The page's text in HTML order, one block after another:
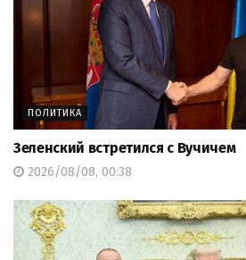
ПОЛИТИКА
Зеленский встретился с Вучичем
2026/08/08, 00:38